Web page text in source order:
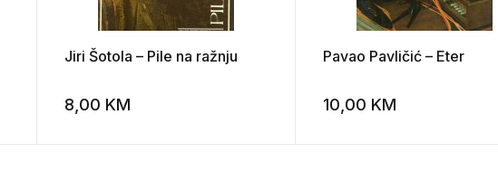
Add to wishlist
Jiri Šotola – Pile na ražnju
8,00 KM Add to wishlist
Pavao Pavličić – Eter
10,00 KM